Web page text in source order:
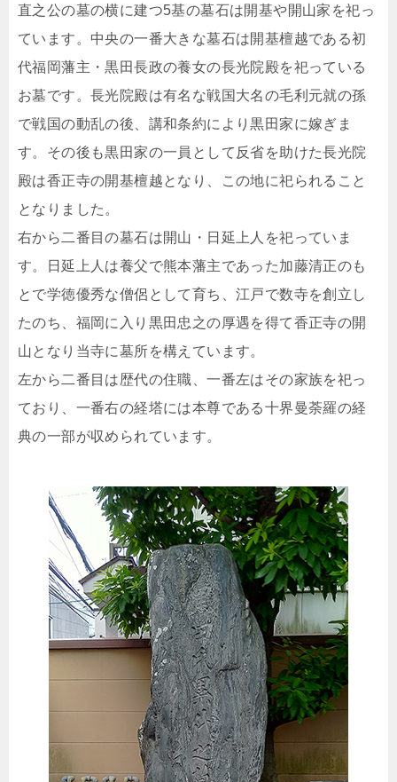
直之公の墓の横に建つ5基の墓石は開基や開山家を祀っ
ています。中央の一番大きな墓石は開基檀越である初
代福岡藩主・黒田長政の養女の長光院殿を祀っている
お墓です。長光院殿は有名な戦国大名の毛利元就の孫
で戦国の動乱の後、講和条約により黒田家に嫁ぎま
す。その後も黒田家の一員として反省を助けた長光院
殿は香正寺の開基檀越となり、この地に祀られること
となりました。
右から二番目の墓石は開山・日延上人を祀っていま
す。日延上人は養父で熊本藩主であった加藤清正のも
とで学徳優秀な僧侶として育ち、江戸で数寺を創立し
たのち、福岡に入り黒田忠之の厚遇を得て香正寺の開
山となり当寺に墓所を構えています。
左から二番目は歴代の住職、一番左はその家族を祀っ
ており、一番右の経塔には本尊である十界曼荼羅の経
典の一部が収められています。